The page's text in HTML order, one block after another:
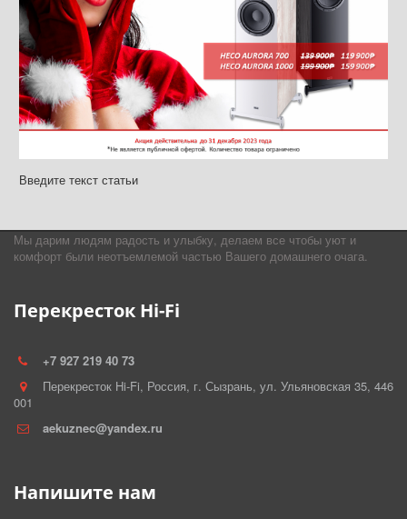
Введите текст статьи
Мы дарим людям радость и улыбку, делаем все чтобы уют и
комфорт были неотъемлемой частью Вашего домашнего очага.
Перекресток Hi-Fi
+7 927 219 40 73
Перекресток Hi-Fi, Россия, г. Сызрань, ул. Ульяновская 35, 446
001
aekuznec@yandex.ru
Напишите нам